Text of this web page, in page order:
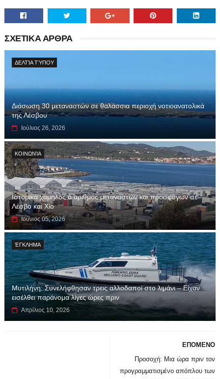
ΣΧΕΤΙΚΑ ΑΡΘΡΑ
ΔΕΛΤΊΑ ΤΎΠΟΥ
Διάσωση 30 μεταναστών σε θαλάσσια περιοχή νοτιοανατολικά
της Λέσβου
Ιούλιος 26, 2026
ΚΟΙΝΩΝΊΑ
Ιστορικά χαμηλός ο αριθμός μεταναστών και προσφύγων σε
Λέσβο και Χίο
Ιούνιος 05, 2026
ΈΓΚΛΗΜΑ
Μυτιλήνη: Συνελήφθησαν τρεις αλλοδαποί στο λιμάνι – Είχαν
εισέλθει παράνομα λίγες ώρες πριν
Απρίλιος 10, 2026
ΕΠΟΜΕΝΟ
Προσοχή: Μια ώρα πριν τον
προγραμματισμένο απόπλου των